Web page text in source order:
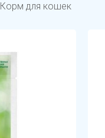
Корм для кошек